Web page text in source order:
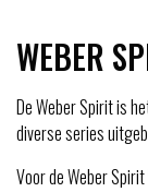
WEBER
De Weber Spirit is
diverse series
Voor de Weber